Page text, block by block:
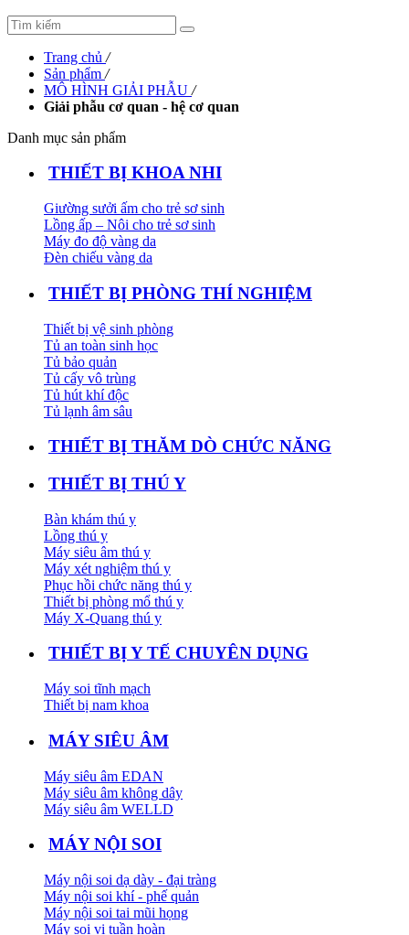
Trang chủ /
Sản phẩm /
MÔ HÌNH GIẢI PHẪU /
Giải phẫu cơ quan - hệ cơ quan
Danh mục sản phẩm
THIẾT BỊ KHOA NHI
Giường sưởi ấm cho trẻ sơ sinh
Lồng ấp – Nôi cho trẻ sơ sinh
Máy đo độ vàng da
Đèn chiếu vàng da
THIẾT BỊ PHÒNG THÍ NGHIỆM
Thiết bị vệ sinh phòng
Tủ an toàn sinh học
Tủ bảo quản
Tủ cấy vô trùng
Tủ hút khí độc
Tủ lạnh âm sâu
THIẾT BỊ THĂM DÒ CHỨC NĂNG
THIẾT BỊ THÚ Y
Bàn khám thú y
Lồng thú y
Máy siêu âm thú y
Máy xét nghiệm thú y
Phục hồi chức năng thú y
Thiết bị phòng mổ thú y
Máy X-Quang thú y
THIẾT BỊ Y TẾ CHUYÊN DỤNG
Máy soi tĩnh mạch
Thiết bị nam khoa
MÁY SIÊU ÂM
Máy siêu âm EDAN
Máy siêu âm không dây
Máy siêu âm WELLD
MÁY NỘI SOI
Máy nội soi dạ dày - đại tràng
Máy nội soi khí - phế quản
Máy nội soi tai mũi họng
Máy soi vi tuần hoàn